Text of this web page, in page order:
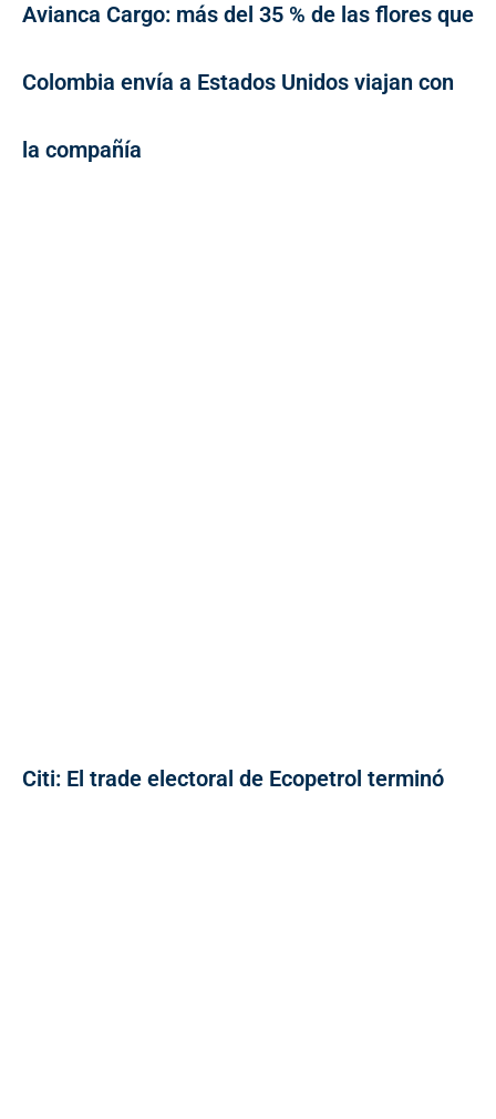
Avianca Cargo: más del 35 % de las flores que
Colombia envía a Estados Unidos viajan con
la compañía
Citi: El trade electoral de Ecopetrol terminó